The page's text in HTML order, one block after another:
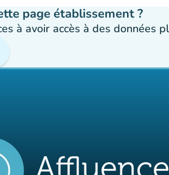
page établissement ?
à avoir accès à des données